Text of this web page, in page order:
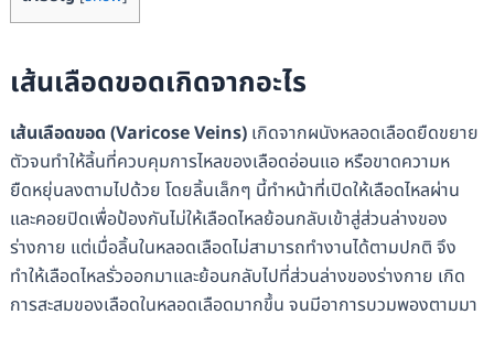
เส้นเลือดขอดเกิดจากอะไร
เส้นเลือดขอด (Varicose Veins) เกิดจากผนังหลอดเลือดยืดขยาย
ตัวจนทำให้ลิ้นที่ควบคุมการไหลของเลือดอ่อนแอ หรือขาดความห
ยืดหยุ่นลงตามไปด้วย โดยลิ้นเล็กๆ นี้ทำหน้าที่เปิดให้เลือดไหลผ่าน
และคอยปิดเพื่อป้องกันไม่ให้เลือดไหลย้อนกลับเข้าสู่ส่วนล่างของ
ร่างกาย แต่เมื่อลิ้นในหลอดเลือดไม่สามารถทำงานได้ตามปกติ จึง
ทำให้เลือดไหลรั่วออกมาและย้อนกลับไปที่ส่วนล่างของร่างกาย เกิด
การสะสมของเลือดในหลอดเลือดมากขึ้น จนมีอาการบวมพองตามมา